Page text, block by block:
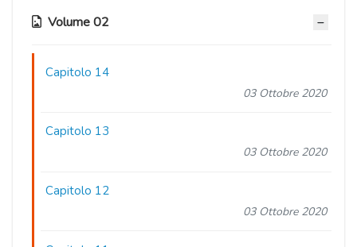
Volume 02
Capitolo 14
03 Ottobre 2020
Capitolo 13
03 Ottobre 2020
Capitolo 12
03 Ottobre 2020